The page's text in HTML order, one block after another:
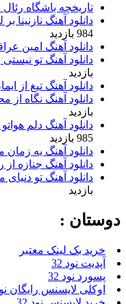
تاریخچه باشگاه رئال
دانلود آهنگ نازنینا
984 بازدید
دانلود آهنگ امین
دانلود آهنگ تو
بازدید
دانلود آهنگ تیغ از
دانلود آهنگ نگاه از
بازدید
دانلود آهنگ دلم
985 بازدید
دانلود آهنگ یه زمان
دانلود آهنگ جنازه
دانلود آهنگ تو
بازدید
:
خرید بک لینک معتبر
آپدیت نود 32
پسورد نود 32
اوکلی لایسنس رایگان نود